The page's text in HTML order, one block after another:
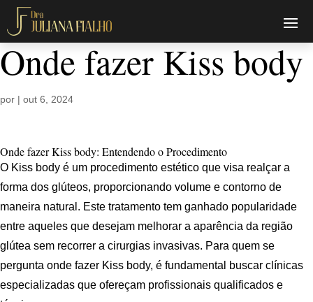
Onde fazer Kiss body
por | out 6, 2024
Onde fazer Kiss body: Entendendo o Procedimento
O Kiss body é um procedimento estético que visa realçar a
forma dos glúteos, proporcionando volume e contorno de
maneira natural. Este tratamento tem ganhado popularidade
entre aqueles que desejam melhorar a aparência da região
glútea sem recorrer a cirurgias invasivas. Para quem se
pergunta onde fazer Kiss body, é fundamental buscar clínicas
especializadas que ofereçam profissionais qualificados e